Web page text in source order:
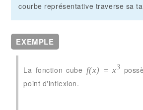
courbe représentative traverse sa
EXEMPLE
La fonction cube f(x) = x3
point d'inflexion.